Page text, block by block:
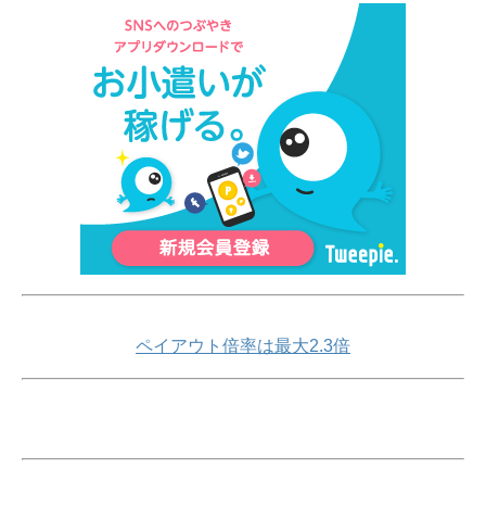
ペイアウト倍率は最大2.3倍